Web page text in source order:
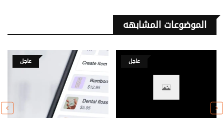
الموضوعات المشابهه
عاجل عاجل